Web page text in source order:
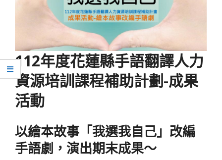
112年度花蓮縣手語翻譯人力
資源培訓課程補助計劃-成果
活動
以繪本故事「我選我自己」改編
手語劇，演出期末成果～